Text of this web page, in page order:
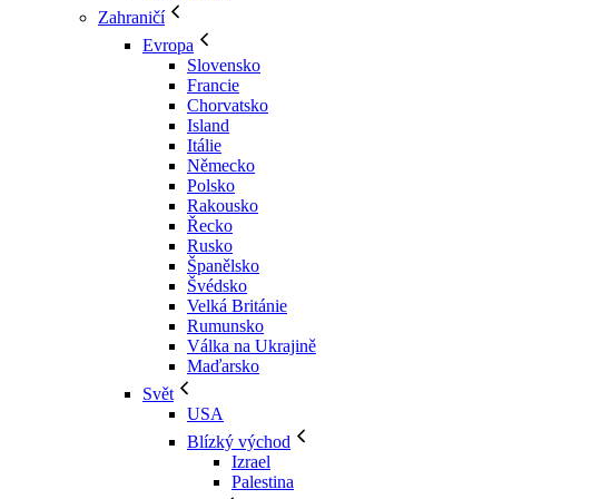
Zahraničí
Evropa
Slovensko
Francie
Chorvatsko
Island
Itálie
Německo
Polsko
Rakousko
Řecko
Rusko
Španělsko
Švédsko
Velká Británie
Rumunsko
Válka na Ukrajině
Maďarsko
Svět
USA
Blízký východ
Izrael
Palestina